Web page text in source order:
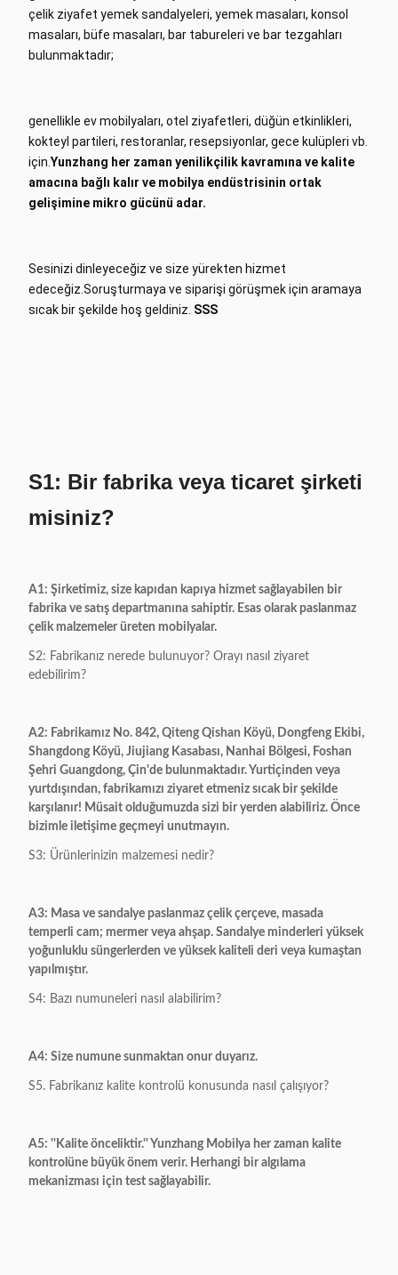
çelik ziyafet yemek sandalyeleri, yemek masaları, konsol
masaları, büfe masaları, bar tabureleri ve bar tezgahları
bulunmaktadır;
genellikle ev mobilyaları, otel ziyafetleri, düğün etkinlikleri,
kokteyl partileri, restoranlar, resepsiyonlar, gece kulüpleri vb.
için. Yunzhang her zaman yenilikçilik kavramına ve kalite
amacına bağlı kalır ve mobilya endüstrisinin ortak
gelişimine mikro gücünü adar.
Sesinizi dinleyeceğiz ve size yürekten hizmet
edeceğiz. Soruşturmaya ve siparişi görüşmek için aramaya
sıcak bir şekilde hoş geldiniz. SSS
S1: Bir fabrika veya ticaret şirketi
misiniz?
A1: Şirketimiz, size kapıdan kapıya hizmet sağlayabilen bir
fabrika ve satış departmanına sahiptir. Esas olarak paslanmaz
çelik malzemeler üreten mobilyalar.
S2: Fabrikanız nerede bulunuyor? Orayı nasıl ziyaret
edebilirim?
A2: Fabrikamız No. 842, Qiteng Qishan Köyü, Dongfeng Ekibi,
Shangdong Köyü, Jiujiang Kasabası, Nanhai Bölgesi, Foshan
Şehri Guangdong, Çin'de bulunmaktadır. Yurtiçinden veya
yurtdışından, fabrikamızı ziyaret etmeniz sıcak bir şekilde
karşılanır! Müsait olduğumuzda sizi bir yerden alabiliriz. Önce
bizimle iletişime geçmeyi unutmayın.
S3: Ürünlerinizin malzemesi nedir?
A3: Masa ve sandalye paslanmaz çelik çerçeve, masada
temperli cam; mermer veya ahşap. Sandalye minderleri yüksek
yoğunluklu süngerlerden ve yüksek kaliteli deri veya kumaştan
yapılmıştır.
S4: Bazı numuneleri nasıl alabilirim?
A4: Size numune sunmaktan onur duyarız.
S5. Fabrikanız kalite kontrolü konusunda nasıl çalışıyor?
A5: ''Kalite önceliktir.'' Yunzhang Mobilya her zaman kalite
kontrolüne büyük önem verir. Herhangi bir algılama
mekanizması için test sağlayabilir.